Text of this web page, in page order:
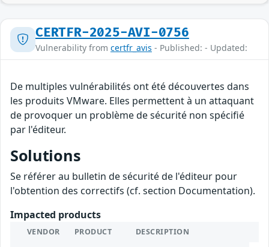
CERTFR-2025-AVI-0756
Vulnerability from certfr_avis - Published: - Updated:
De multiples vulnérabilités ont été découvertes dans
les produits VMware. Elles permettent à un attaquant
de provoquer un problème de sécurité non spécifié
par l'éditeur.
Solutions
Se référer au bulletin de sécurité de l'éditeur pour
l'obtention des correctifs (cf. section Documentation).
Impacted products
VENDOR PRODUCT DESCRIPTION